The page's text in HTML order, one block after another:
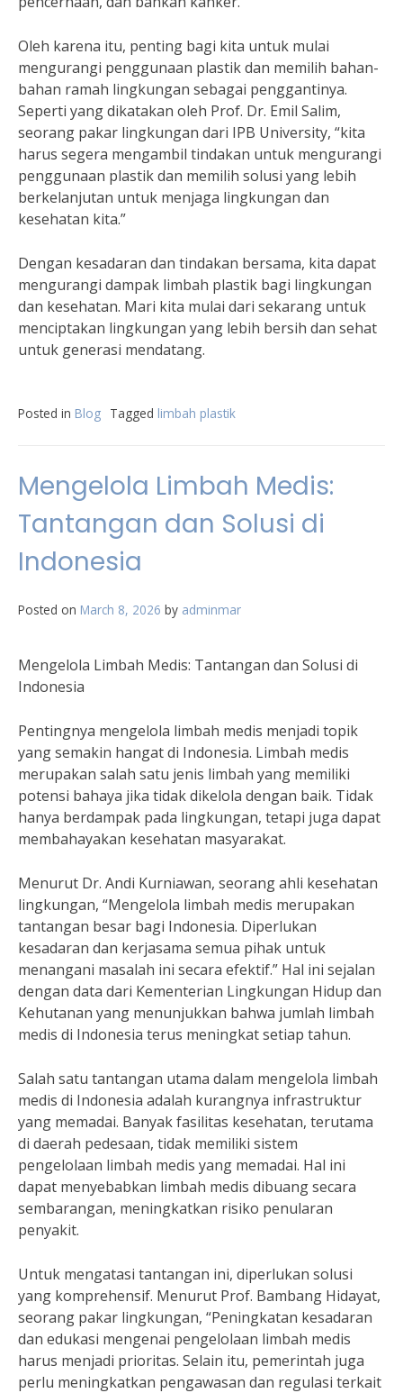
Oleh karena itu, penting bagi kita untuk mulai
mengurangi penggunaan plastik dan memilih bahan-
bahan ramah lingkungan sebagai penggantinya.
Seperti yang dikatakan oleh Prof. Dr. Emil Salim,
seorang pakar lingkungan dari IPB University, “kita
harus segera mengambil tindakan untuk mengurangi
penggunaan plastik dan memilih solusi yang lebih
berkelanjutan untuk menjaga lingkungan dan
kesehatan kita.”
Dengan kesadaran dan tindakan bersama, kita dapat
mengurangi dampak limbah plastik bagi lingkungan
dan kesehatan. Mari kita mulai dari sekarang untuk
menciptakan lingkungan yang lebih bersih dan sehat
untuk generasi mendatang.
Posted in Blog Tagged limbah plastik
Mengelola Limbah Medis:
Tantangan dan Solusi di
Indonesia
Posted on March 8, 2026 by adminmar
Mengelola Limbah Medis: Tantangan dan Solusi di
Indonesia
Pentingnya mengelola limbah medis menjadi topik
yang semakin hangat di Indonesia. Limbah medis
merupakan salah satu jenis limbah yang memiliki
potensi bahaya jika tidak dikelola dengan baik. Tidak
hanya berdampak pada lingkungan, tetapi juga dapat
membahayakan kesehatan masyarakat.
Menurut Dr. Andi Kurniawan, seorang ahli kesehatan
lingkungan, “Mengelola limbah medis merupakan
tantangan besar bagi Indonesia. Diperlukan
kesadaran dan kerjasama semua pihak untuk
menangani masalah ini secara efektif.” Hal ini sejalan
dengan data dari Kementerian Lingkungan Hidup dan
Kehutanan yang menunjukkan bahwa jumlah limbah
medis di Indonesia terus meningkat setiap tahun.
Salah satu tantangan utama dalam mengelola limbah
medis di Indonesia adalah kurangnya infrastruktur
yang memadai. Banyak fasilitas kesehatan, terutama
di daerah pedesaan, tidak memiliki sistem
pengelolaan limbah medis yang memadai. Hal ini
dapat menyebabkan limbah medis dibuang secara
sembarangan, meningkatkan risiko penularan
penyakit.
Untuk mengatasi tantangan ini, diperlukan solusi
yang komprehensif. Menurut Prof. Bambang Hidayat,
seorang pakar lingkungan, “Peningkatan kesadaran
dan edukasi mengenai pengelolaan limbah medis
harus menjadi prioritas. Selain itu, pemerintah juga
perlu meningkatkan pengawasan dan regulasi terkait